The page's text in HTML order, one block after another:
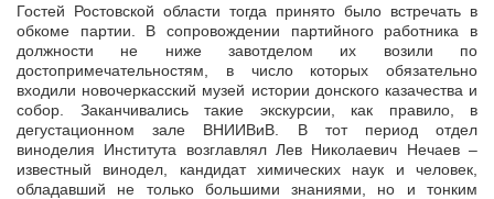
Гостей Ростовской области тогда принято было встречать в
обкоме партии. В сопровождении партийного работника в
должности не ниже завотделом их возили по
достопримечательностям, в число которых обязательно
входили новочеркасский музей истории донского казачества и
собор. Заканчивались такие экскурсии, как правило, в
дегустационном зале ВНИИВиВ. В тот период отдел
виноделия Института возглавлял Лев Николаевич Нечаев –
известный винодел, кандидат химических наук и человек,
обладавший не только большими знаниями, но и тонким